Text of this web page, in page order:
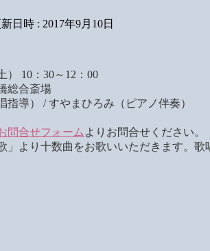
日時 : 2017年9月10日
） 10：30～12：00
総合斎場
指導） / すやまひろみ（ピアノ伴奏）
問合せフォーム よりお問合せください。
」より十数曲をお歌いいただきます。歌